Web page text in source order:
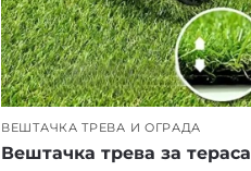
ВЕШТАЧКА ТРЕВА И ОГРАДА
Вештачка трева за тераса